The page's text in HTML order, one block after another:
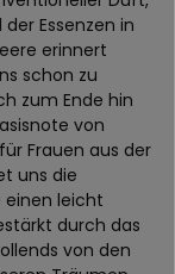
Essenzen in
erinnert
schon zu
zum Ende hin
von
Frauen aus der
uns die
einen leicht
durch das
von den